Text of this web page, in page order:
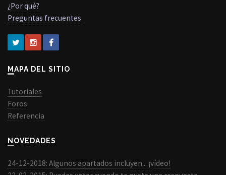
¿Por qué?
Preguntas frecuentes
MAPA DEL SITIO
Tutoriales
Foros
Referencia
NOVEDADES
24-12-2018: Algunos apartados incluyen... ¡vídeo!